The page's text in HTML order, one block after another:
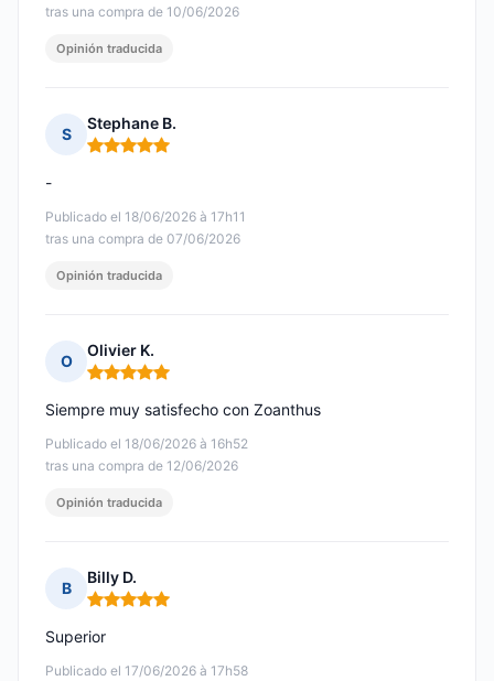
tras una compra de 10/06/2026
Opinión traducida
S
Stephane B.
Nota: 5 de 5
Publicado el 18/06/2026 à 17h11
tras una compra de 07/06/2026
-
Opinión traducida
O
Olivier K.
Nota: 5 de 5
Publicado el 18/06/2026 à 16h52
tras una compra de 12/06/2026
Siempre muy satisfecho con Zoanthus
Opinión traducida
B
Billy D.
Nota: 5 de 5
Publicado el 17/06/2026 à 17h58
Superior